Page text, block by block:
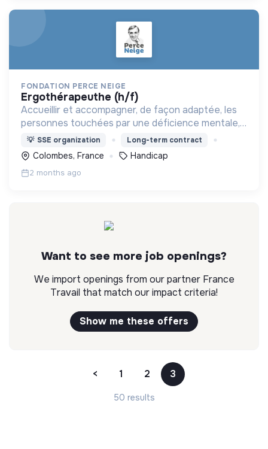
FONDATION PERCE NEIGE
ergothérapeuthe (h/f)
Accueillir et accompagner, de façon adaptée, les
personnes touchées par une déficience mentale,
un handicap physique ou psychique
💡 SSE organization Long-term contract
Colombes, France Handicap
2 months ago
Want to see more job openings?
We import openings from our partner France
Travail that match our impact criteria!
Show me these offers
< 1 2 3
50 results